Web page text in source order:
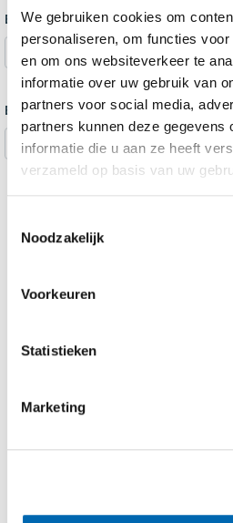
We gebruiken cookies om
personaliseren, om functies
en om ons websiteverkeer te
informatie over uw gebruik van
partners voor social media,
partners kunnen deze gegevens
informatie die u aan ze heeft
verzameld op basis van uw
Noodzakelijk
Voorkeuren
Statistieken
Marketing
Bijlage
Selecteer bestand
Bijlage 2
Selecteer bestand
VERZENDEN